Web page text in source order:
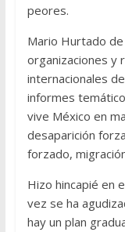
peores.
Mario Hurtado
organizaciones y
internacionales
informes
vive México en
desaparición
forzado,
Hizo hincapié en
vez se ha
hay un plan